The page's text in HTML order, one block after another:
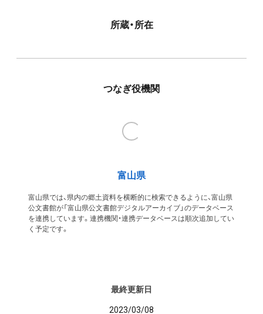
所蔵・所在
つなぎ役機関
富山県
富山県では、県内の郷土資料を横断的に検索できるように、富山県
公文書館が「富山県公文書館デジタルアーカイブ」のデータベース
を連携しています。連携機関・連携データベースは順次追加してい
く予定です。
最終更新日
2023/03/08